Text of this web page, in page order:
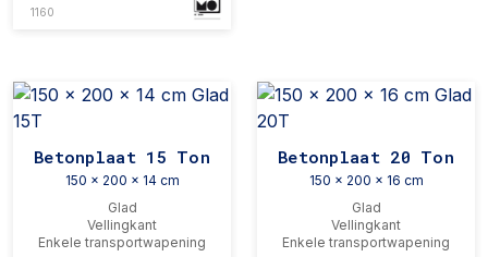
1160
Betonplaat 15 Ton
150 x 200 x 14 cm
Glad
Vellingkant
Enkele transportwapening
Betonplaat 20 Ton
150 x 200 x 16 cm
Glad
Vellingkant
Enkele transportwapening